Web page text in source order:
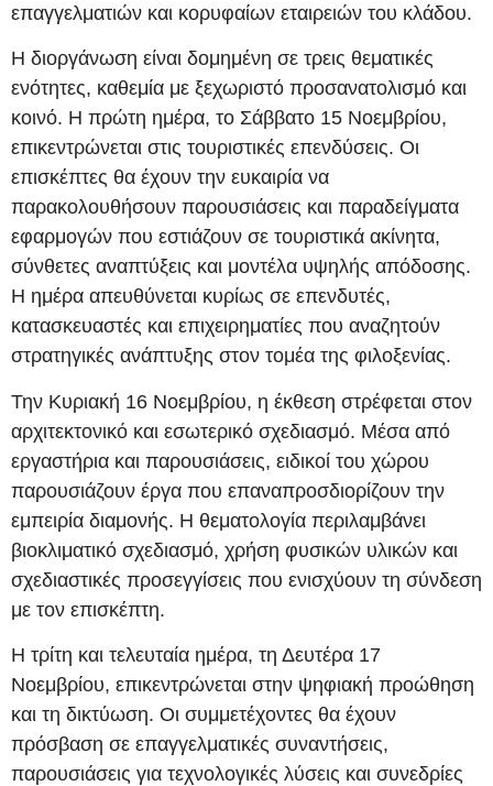
επαγγελματιών και κορυφαίων εταιρειών του κλάδου.
Η διοργάνωση είναι δομημένη σε τρεις θεματικές
ενότητες, καθεμία με ξεχωριστό προσανατολισμό και
κοινό. Η πρώτη ημέρα, το Σάββατο 15 Νοεμβρίου,
επικεντρώνεται στις τουριστικές επενδύσεις. Οι
επισκέπτες θα έχουν την ευκαιρία να
παρακολουθήσουν παρουσιάσεις και παραδείγματα
εφαρμογών που εστιάζουν σε τουριστικά ακίνητα,
σύνθετες αναπτύξεις και μοντέλα υψηλής απόδοσης.
Η ημέρα απευθύνεται κυρίως σε επενδυτές,
κατασκευαστές και επιχειρηματίες που αναζητούν
στρατηγικές ανάπτυξης στον τομέα της φιλοξενίας.
Την Κυριακή 16 Νοεμβρίου, η έκθεση στρέφεται στον
αρχιτεκτονικό και εσωτερικό σχεδιασμό. Μέσα από
εργαστήρια και παρουσιάσεις, ειδικοί του χώρου
παρουσιάζουν έργα που επαναπροσδιορίζουν την
εμπειρία διαμονής. Η θεματολογία περιλαμβάνει
βιοκλιματικό σχεδιασμό, χρήση φυσικών υλικών και
σχεδιαστικές προσεγγίσεις που ενισχύουν τη σύνδεση
με τον επισκέπτη.
Η τρίτη και τελευταία ημέρα, τη Δευτέρα 17
Νοεμβρίου, επικεντρώνεται στην ψηφιακή προώθηση
και τη δικτύωση. Οι συμμετέχοντες θα έχουν
πρόσβαση σε επαγγελματικές συναντήσεις,
παρουσιάσεις για τεχνολογικές λύσεις και συνεδρίες